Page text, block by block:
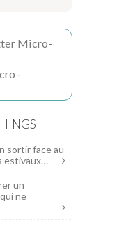
Micro-
sortir face au
estivaux…
un
ne